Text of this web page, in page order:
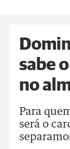
sabe
no
Para
será o